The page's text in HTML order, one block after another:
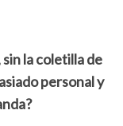
la coletilla de
personal y